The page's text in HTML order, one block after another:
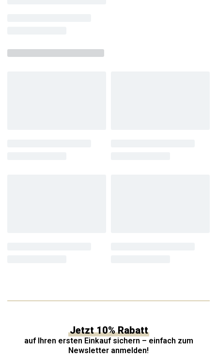
Jetzt 10% Rabatt
auf Ihren ersten Einkauf sichern – einfach zum
Newsletter anmelden!